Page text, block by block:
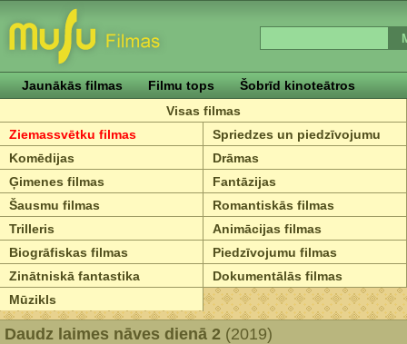
Jaunākās filmas Filmu tops
Šobrīd kinoteātros
Visas filmas
Ziemassvētku filmas
Spriedzes un piedzīvojumu
Komēdijas
Drāmas
Ģimenes filmas
Fantāzijas
Šausmu filmas
Romantiskās filmas
Trilleris
Animācijas filmas
Biogrāfiskas filmas
Piedzīvojumu filmas
Zinātniskā fantastika
Dokumentālās filmas
Mūzikls
Daudz laimes nāves dienā 2 (2019)